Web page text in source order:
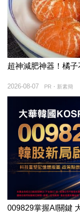
超神減肥神器！橘
PR・新素簡
2026-08-07
009829掌握AI關鍵